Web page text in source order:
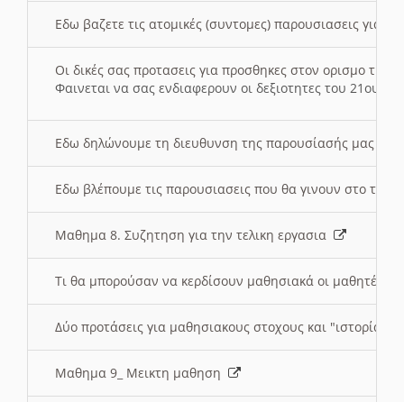
Εδω βαζετε τις ατομικές (συντομες) παρουσιασεις για
Οι δικές σας προτασεις για προσθηκες στον ορισμο
Φαινεται να σας ενδιαφερουν οι δεξιοτητες του 21ου
Εδω δηλώνουμε τη διευθυνση της παρουσίασής μας
Εδω βλέπουμε τις παρουσιασεις που θα γινουν στο
Μαθημα 8. Συζητηση για την τελικη εργασια
Τι θα μπορούσαν να κερδίσουν μαθησιακά οι μαθητές/
Δύο προτάσεις για μαθησιακους στοχους και "ιστορία"
Μαθημα 9_ Μεικτη μαθηση